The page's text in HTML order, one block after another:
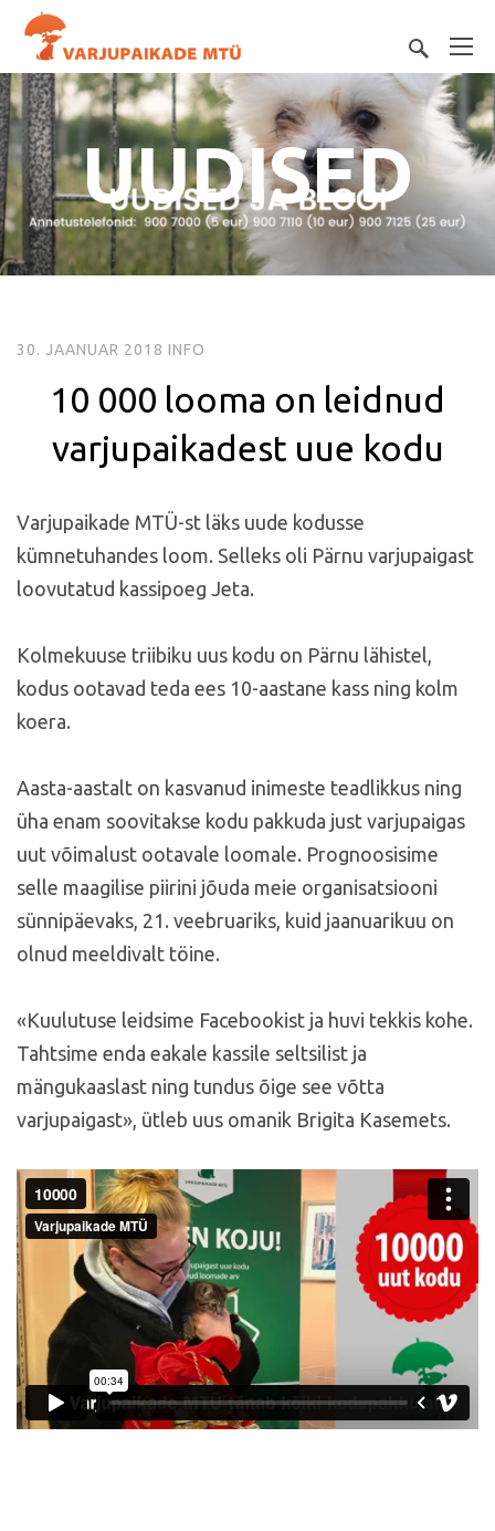
UUDISED
30. JAANUAR 2018 INFO
10 000 looma on leidnud
varjupaikadest uue kodu
Varjupaikade MTÜ-st läks uude kodusse
kümnetuhandes loom. Selleks oli Pärnu varjupaigast
loovutatud kassipoeg Jeta.
Kolmekuuse triibiku uus kodu on Pärnu lähistel,
kodus ootavad teda ees 10-aastane kass ning kolm
koera.
Aasta-aastalt on kasvanud inimeste teadlikkus ning
üha enam soovitakse kodu pakkuda just varjupaigas
uut võimalust ootavale loomale. Prognoosisime
selle maagilise piirini jõuda meie organisatsiooni
sünnipäevaks, 21. veebruariks, kuid jaanuarikuu on
olnud meeldivalt töine.
«Kuulutuse leidsime Facebookist ja huvi tekkis kohe.
Tahtsime enda eakale kassile seltsilist ja
mängukaaslast ning tundus õige see võtta
varjupaigast», ütleb uus omanik Brigita Kasemets.